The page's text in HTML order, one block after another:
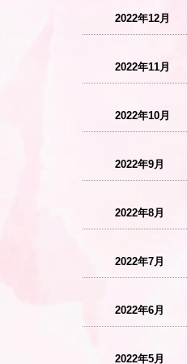
2022年12月
2022年11月
2022年10月
2022年9月
2022年8月
2022年7月
2022年6月
2022年5月